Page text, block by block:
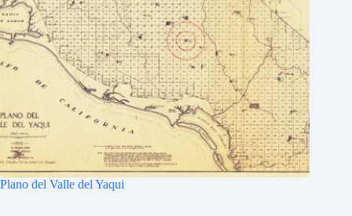
Plano del Valle del Yaqui